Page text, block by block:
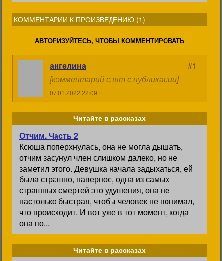
КОММЕНТАРИИ К ПРОИЗВЕДЕНИЮ (1)
АВТОРИЗУЙТЕСЬ, ЧТОБЫ КОММЕНТИРОВАТЬ
ангелина
#1
[комментарий снят с публикации]
07.01.2022 22:09
Читайте в рассказах
Отчим. Часть 2
Ксюша поперхнулась, она не могла дышать,
отчим засунул член слишком далеко, но не
заметил этого. Девушка начала задыхаться, ей
была страшно, наверное, одна из самых
страшных смертей это удушения, она не
настолько быстрая, чтобы человек не понимал,
что происходит. И вот уже в тот момент, когда
она по...
Читайте в рассказах